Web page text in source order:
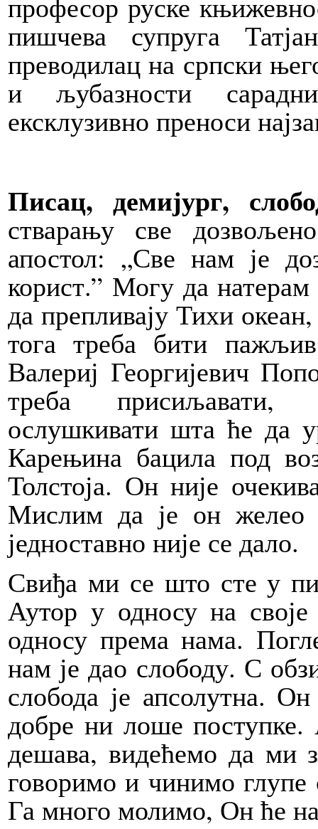
пишчева супруга
преводилац на српски
и љубазности
ексклузивно преноси
Писац, демијург,
стварању све
апостол: „Све нам је
корист.” Могу да
да препливају Тихи
тога треба бити
Валериј Георгијевич
треба присиљавати,
ослушкивати шта ће да
Карењина бацила под
Толстоја. Он није
Мислим да је он желео
једноставно није се дало.
Свиђа ми се што сте у
Аутор у односу на
односу према нама.
нам је дао слободу. С
слобода је апсолутна.
добре ни лоше
дешава, видећемо да ми
говоримо и чинимо
Га много молимо, Он ће